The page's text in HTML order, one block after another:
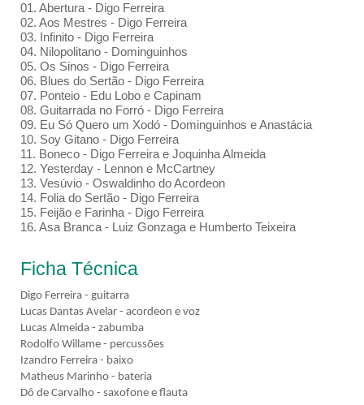
01. Abertura - Digo Ferreira
02. Aos Mestres - Digo Ferreira
03. Infinito - Digo Ferreira
04. Nilopolitano - Dominguinhos
05. Os Sinos - Digo Ferreira
06. Blues do Sertão - Digo Ferreira
07. Ponteio - Edu Lobo e Capinam
08. Guitarrada no Forró - Digo Ferreira
09. Eu Só Quero um Xodó - Dominguinhos e Anastácia
10. Soy Gitano - Digo Ferreira
11. Boneco - Digo Ferreira e Joquinha Almeida
12. Yesterday - Lennon e McCartney
13. Vesúvio - Oswaldinho do Acordeon
14. Folia do Sertão - Digo Ferreira
15. Feijão e Farinha - Digo Ferreira
16. Asa Branca - Luiz Gonzaga e Humberto Teixeira
Ficha Técnica
Digo Ferreira - guitarra
Lucas Dantas Avelar - acordeon e voz
Lucas Almeida - zabumba
Rodolfo Willame - percussões
Izandro Ferreira - baixo
Matheus Marinho - bateria
Dô de Carvalho - saxofone e flauta